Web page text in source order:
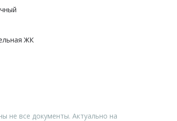
ЖК
не все документы. Актуально на